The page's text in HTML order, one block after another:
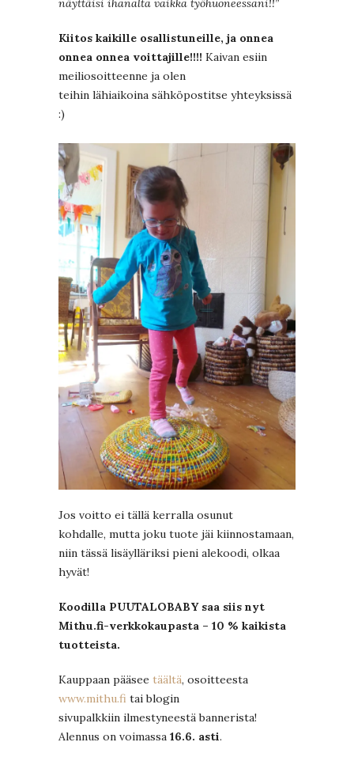
näyttäisi ihanalta vaikka työhuoneessani!!”
Kiitos kaikille osallistuneille, ja onnea
onnea onnea voittajille!!!! Kaivan esiin
meiliosoitteenne ja olen
teihin lähiaikoina sähköpostitse yhteyksissä
:)
Jos voitto ei tällä kerralla osunut
kohdalle, mutta joku tuote jäi kiinnostamaan,
niin tässä lisäylläriksi pieni alekoodi, olkaa
hyvät!
Koodilla PUUTALOBABY saa siis nyt
Mithu.fi-verkkokaupasta – 10 % kaikista
tuotteista.
Kauppaan pääsee täältä, osoitteesta
www.mithu.fi tai blogin
sivupalkkiin ilmestyneestä bannerista!
Alennus on voimassa 16.6. asti.